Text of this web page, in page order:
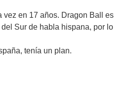
vez en 17 años. Dragon Ball es
Sur de habla hispana, por lo
tenía un plan.